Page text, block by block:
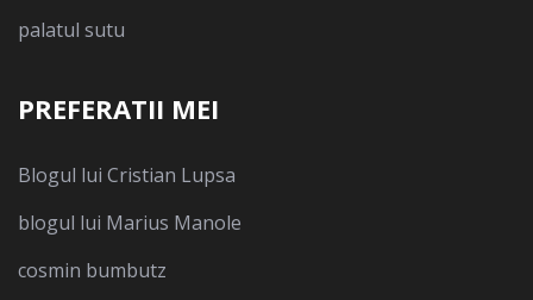
palatul sutu
PREFERATII MEI
Blogul lui Cristian Lupsa
blogul lui Marius Manole
cosmin bumbutz